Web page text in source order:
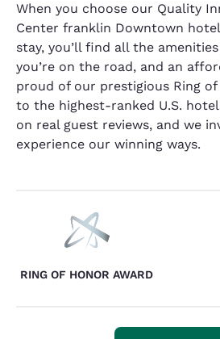
When you choose our Quality
Center franklin Downtown
stay, you’ll find all the
you’re on the road, and an
proud of our prestigious Ring of
to the highest-ranked U.S.
on real guest reviews, and we
experience our winning ways.
RING OF HONOR AWARD